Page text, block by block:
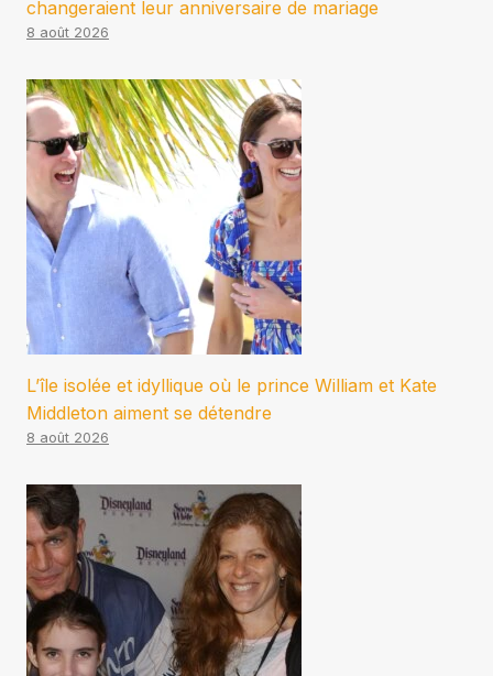
changeraient leur anniversaire de mariage
8 août 2026
L’île isolée et idyllique où le prince William et Kate
Middleton aiment se détendre
8 août 2026